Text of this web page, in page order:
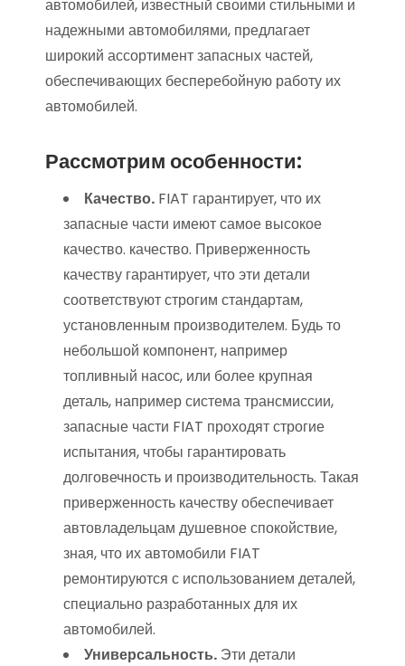
автомобилей, известный своими стильными и
надежными автомобилями, предлагает
широкий ассортимент запасных частей,
обеспечивающих бесперебойную работу их
автомобилей.
Рассмотрим особенности:
Качество. FIAT гарантирует, что их
запасные части имеют самое высокое
качество. качество. Приверженность
качеству гарантирует, что эти детали
соответствуют строгим стандартам,
установленным производителем. Будь то
небольшой компонент, например
топливный насос, или более крупная
деталь, например система трансмиссии,
запасные части FIAT проходят строгие
испытания, чтобы гарантировать
долговечность и производительность. Такая
приверженность качеству обеспечивает
автовладельцам душевное спокойствие,
зная, что их автомобили FIAT
ремонтируются с использованием деталей,
специально разработанных для их
автомобилей.
Универсальность. Эти детали